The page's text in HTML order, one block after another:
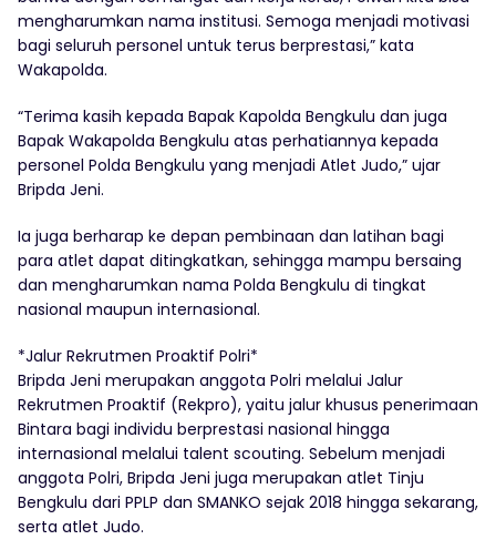
mengharumkan nama institusi. Semoga menjadi motivasi
bagi seluruh personel untuk terus berprestasi,” kata
Wakapolda.
“Terima kasih kepada Bapak Kapolda Bengkulu dan juga
Bapak Wakapolda Bengkulu atas perhatiannya kepada
personel Polda Bengkulu yang menjadi Atlet Judo,” ujar
Bripda Jeni.
Ia juga berharap ke depan pembinaan dan latihan bagi
para atlet dapat ditingkatkan, sehingga mampu bersaing
dan mengharumkan nama Polda Bengkulu di tingkat
nasional maupun internasional.
*Jalur Rekrutmen Proaktif Polri*
Bripda Jeni merupakan anggota Polri melalui Jalur
Rekrutmen Proaktif (Rekpro), yaitu jalur khusus penerimaan
Bintara bagi individu berprestasi nasional hingga
internasional melalui talent scouting. Sebelum menjadi
anggota Polri, Bripda Jeni juga merupakan atlet Tinju
Bengkulu dari PPLP dan SMANKO sejak 2018 hingga sekarang,
serta atlet Judo.